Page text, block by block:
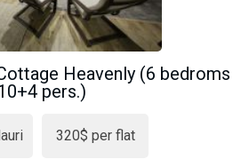
Heavenly (6 bedroms
pers.)
320$ per flat